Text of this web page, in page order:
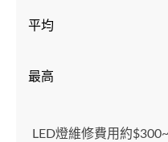
平均
最高
LED燈維修費用約